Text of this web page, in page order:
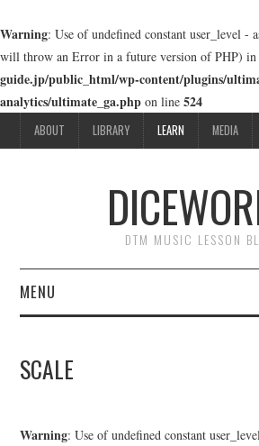
Warning: Use of undefined constant user_level -
will throw an Error in a future version of PHP) in
guide.jp/public_html/wp-content/plugins/
analytics/ultimate_ga.php on line 524
ABOUT LIBRARY LEARN MEDIA
DTM MUSIC LESSON
MENU
LIBRARY
LEARN
SCALE
Warning: Use of undefined constant